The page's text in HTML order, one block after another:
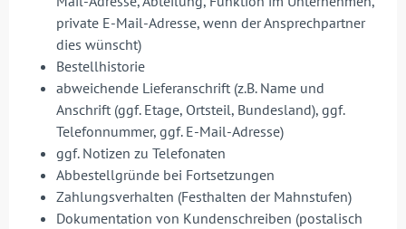
private E-Mail-Adresse, wenn der Ansprechpartner
dies wünscht)
Bestellhistorie
abweichende Lieferanschrift (z.B. Name und
Anschrift (ggf. Etage, Ortsteil, Bundesland), ggf.
Telefonnummer, ggf. E-Mail-Adresse)
ggf. Notizen zu Telefonaten
Abbestellgründe bei Fortsetzungen
Zahlungsverhalten (Festhalten der Mahnstufen)
Dokumentation von Kundenschreiben (postalisch